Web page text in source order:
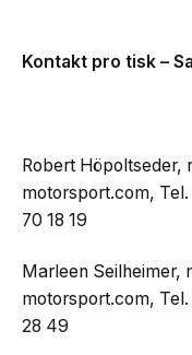
Kontakt pro tisk –
Robert Höpoltseder,
motorsport.com,
70 18 19
Marleen Seilheimer,
motorsport.com,
28 49